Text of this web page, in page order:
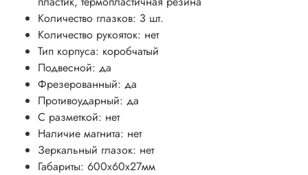
Количество глазков: 3 шт.
Количество рукояток: нет
Тип корпуса: коробчатый
Подвесной: да
Фрезерованный: да
Противоударный: да
С разметкой: нет
Наличие магнита: нет
Зеркальный глазок: нет
Габариты: 600х60х27мм